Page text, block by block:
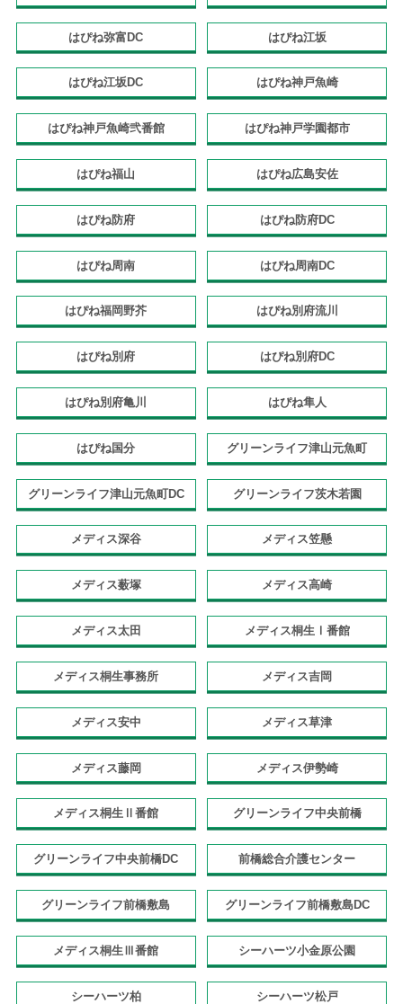
はぴね弥富DC はぴね江坂
はぴね江坂DC はぴね神戸魚崎
はぴね神戸魚崎弐番館 はぴね神戸学園都市
はぴね福山 はぴね広島安佐
はぴね防府 はぴね防府DC
はぴね周南 はぴね周南DC
はぴね福岡野芥 はぴね別府流川
はぴね別府 はぴね別府DC
はぴね別府亀川 はぴね隼人
はぴね国分 グリーンライフ津山元魚町
グリーンライフ津山元魚町DC グリーンライフ茨木若園
メディス深谷 メディス笠懸
メディス薮塚 メディス高崎
メディス太田 メディス桐生Ⅰ番館
メディス桐生事務所 メディス吉岡
メディス安中 メディス草津
メディス藤岡 メディス伊勢崎
メディス桐生Ⅱ番館 グリーンライフ中央前橋
グリーンライフ中央前橋DC 前橋総合介護センター
グリーンライフ前橋敷島 グリーンライフ前橋敷島DC
メディス桐生Ⅲ番館 シーハーツ小金原公園
シーハーツ柏 シーハーツ松戸